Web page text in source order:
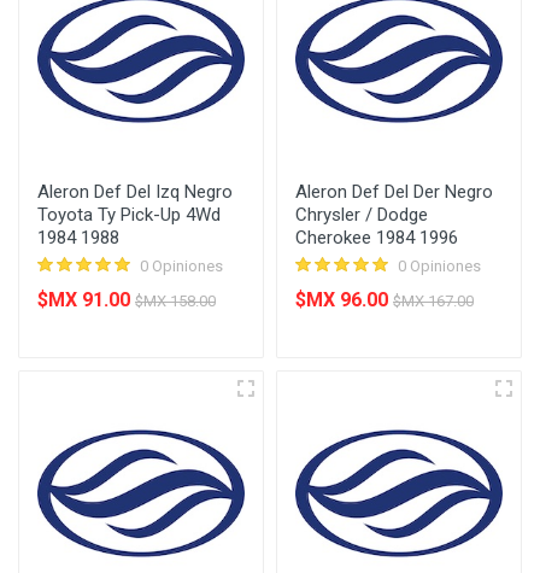
Aleron Def Del Izq Negro
Toyota Ty Pick-Up 4Wd
1984 1988
0 Opiniones
$MX 91.00 $MX 158.00
Aleron Def Del Der Negro
Chrysler / Dodge
Cherokee 1984 1996
0 Opiniones
$MX 96.00 $MX 167.00